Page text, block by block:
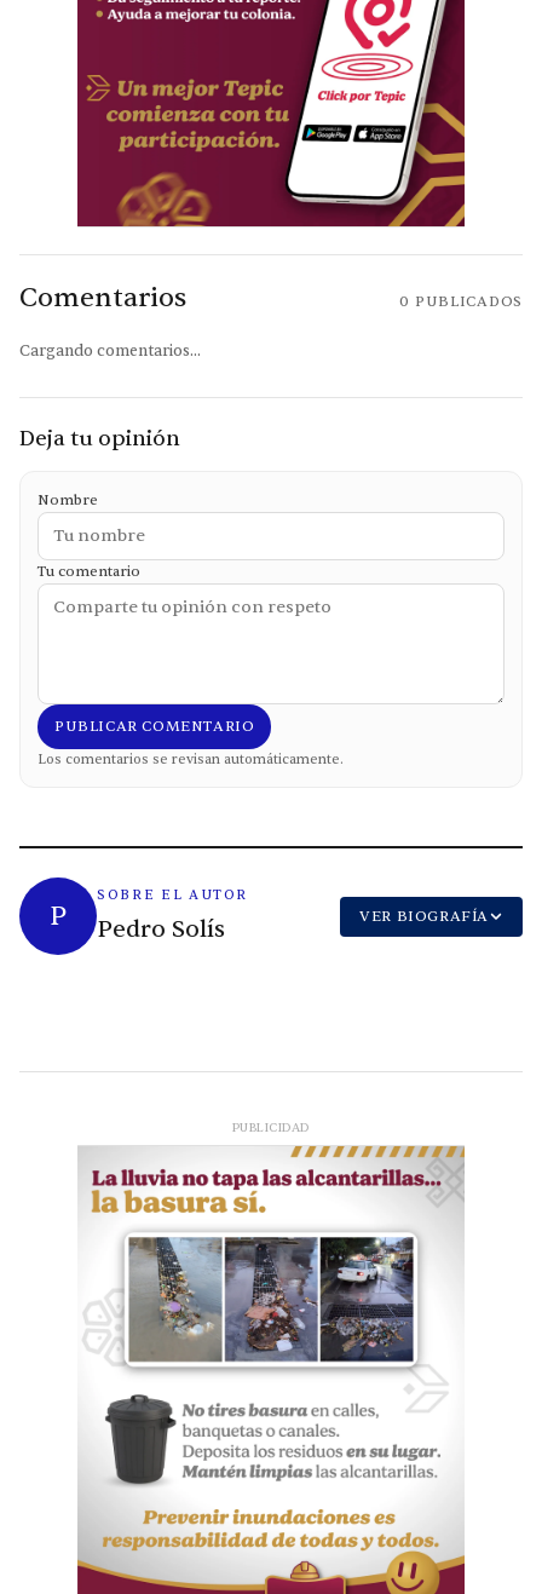
Comentarios 0 PUBLICADOS
Cargando comentarios...
Deja tu opinión
Nombre
Tu comentario
PUBLICAR COMENTARIO
Los comentarios se revisan automáticamente.
P
SOBRE EL AUTOR
Pedro Solís VER BIOGRAFÍA
PUBLICIDAD